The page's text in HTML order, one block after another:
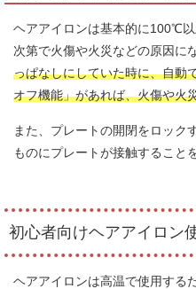
ヘアアイロンは基本的に100℃
次第で火傷や火災などの原因に
っぱなしにしていた時に、自動
オフ機能」があれば、火傷や火
また、プレートの開閉をロック
ものにプレートが接触すること
初心者向けヘアアイロン
ヘアアイロンは高温で使用する